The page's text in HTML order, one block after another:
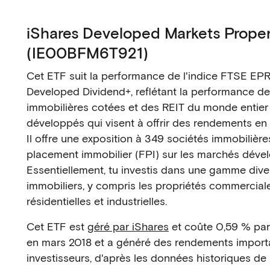
iShares Developed Markets
(IE00BFM6T921)
Cet ETF suit la performance de l'indice FTSE
Developed Dividend+, reflétant la performance
immobilières cotées et des REIT du monde
développés qui visent à offrir des rendements en
Il offre une exposition à 349 sociétés
placement immobilier (FPI) sur les marchés
Essentiellement, tu investis dans une gamme
immobiliers, y compris les propriétés
résidentielles et industrielles.
Cet ETF est géré par iShares et coûte 0,59 %
en mars 2018 et a généré des rendements
investisseurs, d'après les données historiques de